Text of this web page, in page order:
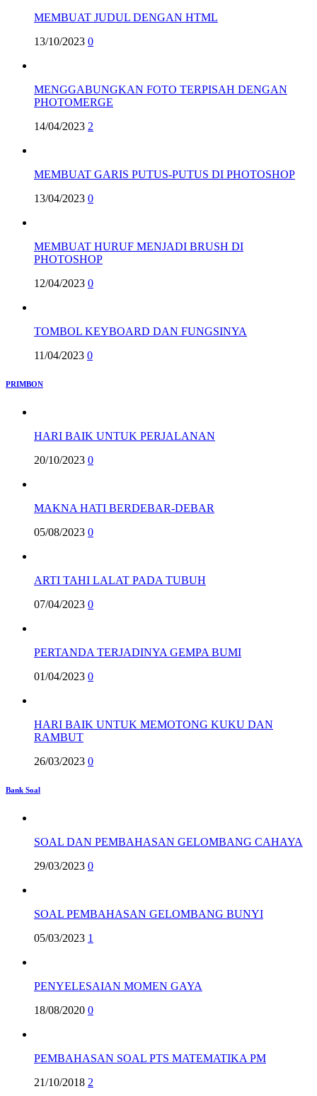
MEMBUAT JUDUL DENGAN HTML
13/10/2023 0
MENGGABUNGKAN FOTO TERPISAH DENGAN
PHOTOMERGE
14/04/2023 2
MEMBUAT GARIS PUTUS-PUTUS DI PHOTOSHOP
13/04/2023 0
MEMBUAT HURUF MENJADI BRUSH DI
PHOTOSHOP
12/04/2023 0
TOMBOL KEYBOARD DAN FUNGSINYA
11/04/2023 0
PRIMBON
HARI BAIK UNTUK PERJALANAN
20/10/2023 0
MAKNA HATI BERDEBAR-DEBAR
05/08/2023 0
ARTI TAHI LALAT PADA TUBUH
07/04/2023 0
PERTANDA TERJADINYA GEMPA BUMI
01/04/2023 0
HARI BAIK UNTUK MEMOTONG KUKU DAN
RAMBUT
26/03/2023 0
Bank Soal
SOAL DAN PEMBAHASAN GELOMBANG CAHAYA
29/03/2023 0
SOAL PEMBAHASAN GELOMBANG BUNYI
05/03/2023 1
PENYELESAIAN MOMEN GAYA
18/08/2020 0
PEMBAHASAN SOAL PTS MATEMATIKA PM
21/10/2018 2